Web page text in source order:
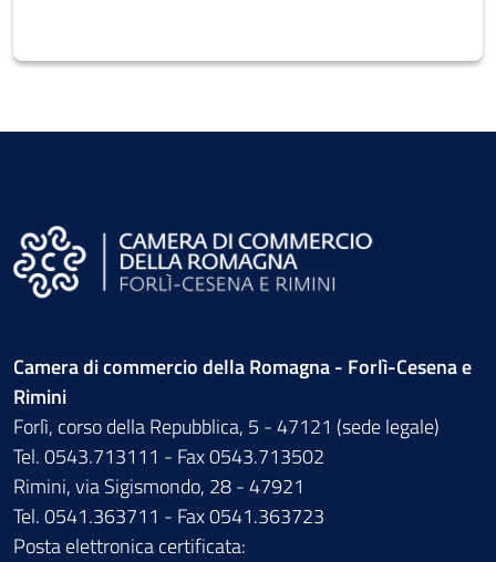
Camera di commercio della Romagna - Forlì-Cesena e
Rimini
Forlì, corso della Repubblica, 5 - 47121 (sede legale)
Tel. 0543.713111 - Fax 0543.713502
Rimini, via Sigismondo, 28 - 47921
Tel. 0541.363711 - Fax 0541.363723
Posta elettronica certificata: